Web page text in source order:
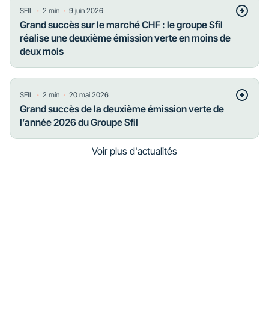
SFIL ・ 2 min ・ 9 juin 2026
Grand succès sur le marché CHF : le groupe Sfil
réalise une deuxième émission verte en moins de
deux mois
SFIL ・ 2 min ・ 20 mai 2026
Grand succès de la deuxième émission verte de
l’année 2026 du Groupe Sfil
Voir plus d'actualités